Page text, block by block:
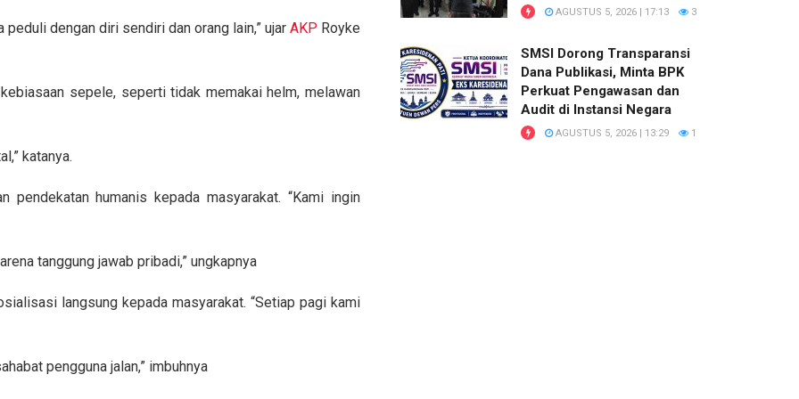
peduli dengan diri sendiri dan orang lain,” ujar AKP Royke
sepele, seperti tidak memakai helm, melawan
katanya.
pendekatan humanis kepada masyarakat. “Kami ingin
tanggung jawab pribadi,” ungkapnya
langsung kepada masyarakat. “Setiap pagi kami
pengguna jalan,” imbuhnya
AGUSTUS 5, 2026 | 17:13 3
SMSI Dorong Transparansi
Dana Publikasi, Minta BPK
Perkuat Pengawasan dan
Audit di Instansi Negara
AGUSTUS 5, 2026 | 13:29 1